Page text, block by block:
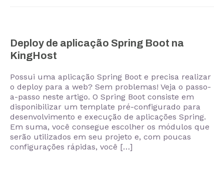
Deploy de aplicação Spring Boot na
KingHost
Possui uma aplicação Spring Boot e precisa realizar
o deploy para a web? Sem problemas! Veja o passo-
a-passo neste artigo. O Spring Boot consiste em
disponibilizar um template pré-configurado para
desenvolvimento e execução de aplicações Spring.
Em suma, você consegue escolher os módulos que
serão utilizados em seu projeto e, com poucas
configurações rápidas, você […]